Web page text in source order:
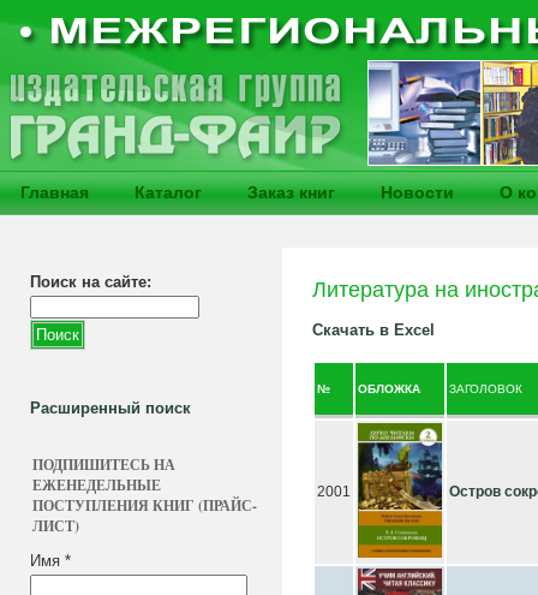
Главная Каталог Заказ книг Новости О
Поиск на сайте:
Расширенный поиск
ПОДПИШИТЕСЬ НА
ЕЖЕНЕДЕЛЬНЫЕ
ПОСТУПЛЕНИЯ КНИГ (ПРАЙС-
ЛИСТ)
Имя *
Литература на
Скачать в Excel
№ ОБЛОЖКА ЗАГОЛОВОК
2001 Остров